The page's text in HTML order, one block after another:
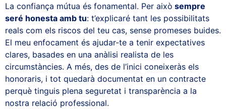
La confiança mútua és fonamental. Per això sempre
seré honesta amb tu: t’explicaré tant les possibilitats
reals com els riscos del teu cas, sense promeses buides.
El meu enfocament és ajudar-te a tenir expectatives
clares, basades en una anàlisi realista de les
circumstàncies. A més, des de l’inici coneixeràs els
honoraris, i tot quedarà documentat en un contracte
perquè tinguis plena seguretat i transparència a la
nostra relació professional.